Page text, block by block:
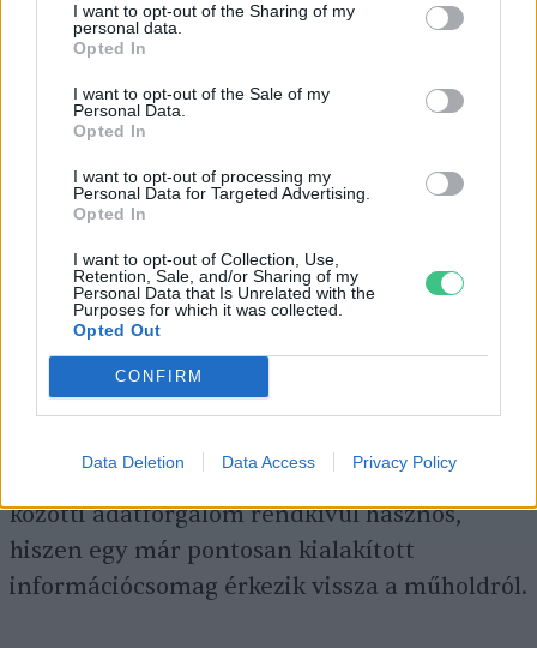
I want to opt-out of the Sharing of my
personal data.
Opted In
I want to opt-out of the Sale of my
Personal Data.
Opted In
I want to opt-out of processing my
Personal Data for Targeted Advertising.
Opted In
I want to opt-out of Collection, Use,
Retention, Sale, and/or Sharing of my
Personal Data that Is Unrelated with the
Purposes for which it was collected.
Opted Out
CONFIRM
Data Deletion Data Access Privacy Policy
terítékre?
Kína komolyan veszi a fenntartható fejlődési
biztosítását. Olyannyira, hogy már készül is a
műholdak új generációja. Ezek nemcsak több
módszerrel végeznek méréseket a bolygónk
felszínén, és aztán visszasugározzák az
adatokat a Földre, hanem az adatfeldolgozás
igen jelentős részét már Föld körüli
pályájukon elvégzik. Így a már feldolgozott
azt jelenti, hogy a műhold és a vezérlőközpont
közötti adatforgalom rendkívül hasznos,
hiszen egy már pontosan kialakított
információcsomag érkezik vissza a műholdról.